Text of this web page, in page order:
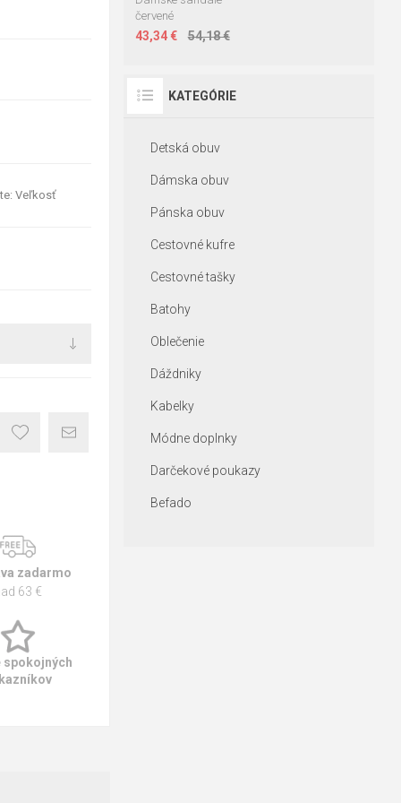
Veľkosť
zadarmo
63 €
spokojných
červené
43,34 € 54,18 €
KATEGÓRIE
Detská obuv
Dámska obuv
Pánska obuv
Cestovné kufre
Cestovné tašky
Batohy
Oblečenie
Dáždniky
Kabelky
Módne doplnky
Darčekové poukazy
Befado